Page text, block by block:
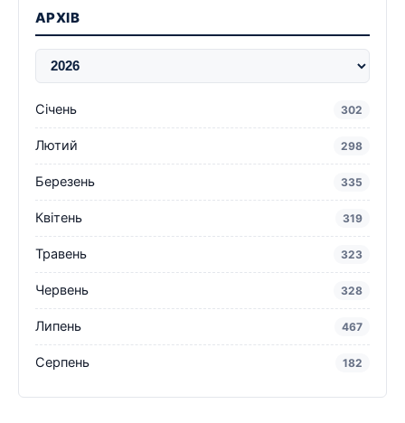
АРХІВ
Січень 302
Лютий 298
Березень 335
Квітень 319
Травень 323
Червень 328
Липень 467
Серпень 182